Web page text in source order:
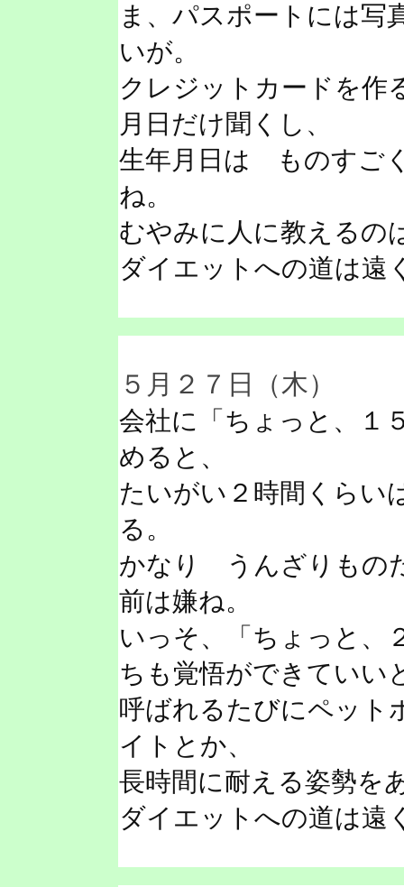
ま、パスポートには写
いが。
クレジットカードを作
月日だけ聞くし、
生年月日は ものすご
ね。
むやみに人に教えるの
ダイエットへの道は遠
５月２７日（木）
会社に「ちょっと、１
めると、
たいがい２時間くらい
る。
かなり うんざりもの
前は嫌ね。
いっそ、「ちょっと、
ちも覚悟ができていい
呼ばれるたびにペット
イトとか、
長時間に耐える姿勢を
ダイエットへの道は遠